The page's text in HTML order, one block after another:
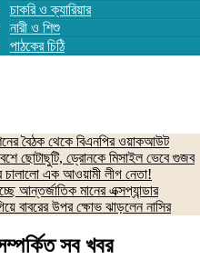
চাকরি ও ক্যারিয়ার
নারী ও শিশু
পাঠকের চিঠি
বৈঠক থেকে বিএনপির ওয়াকআউট
ছোটাছুটি, ড্রোনকে মিসাইল ভেবে গুজব
চালালো এক আওয়ামী লীগ নেতা!
আন্তর্জাতিক মানের এক্সপ্যান্ডার
বাবরের উপর ক্ষোভ ঝাড়লেন নাসির
সব খবর